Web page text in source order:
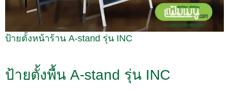
ป้ายตั้งหน้าร้าน A-stand รุ่น INC
ป้ายตั้งพื้น A-stand รุ่น INC